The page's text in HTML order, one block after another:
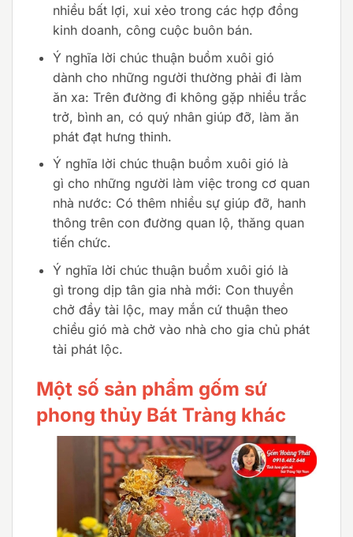
nhiều bất lợi, xui xẻo trong các hợp đồng
kinh doanh, công cuộc buôn bán.
Ý nghĩa lời chúc thuận buồm xuôi gió
dành cho những người thường phải đi làm
ăn xa: Trên đường đi không gặp nhiều trắc
trở, bình an, có quý nhân giúp đỡ, làm ăn
phát đạt hưng thinh.
Ý nghĩa lời chúc thuận buồm xuôi gió là
gì cho những người làm việc trong cơ quan
nhà nước: Có thêm nhiều sự giúp đỡ, hanh
thông trên con đường quan lộ, thăng quan
tiến chức.
Ý nghĩa lời chúc thuận buồm xuôi gió là
gì trong dịp tân gia nhà mới: Con thuyền
chở đầy tài lộc, may mắn cứ thuận theo
chiều gió mà chở vào nhà cho gia chủ phát
tài phát lộc.
Một số sản phẩm gốm sứ
phong thủy Bát Tràng khác